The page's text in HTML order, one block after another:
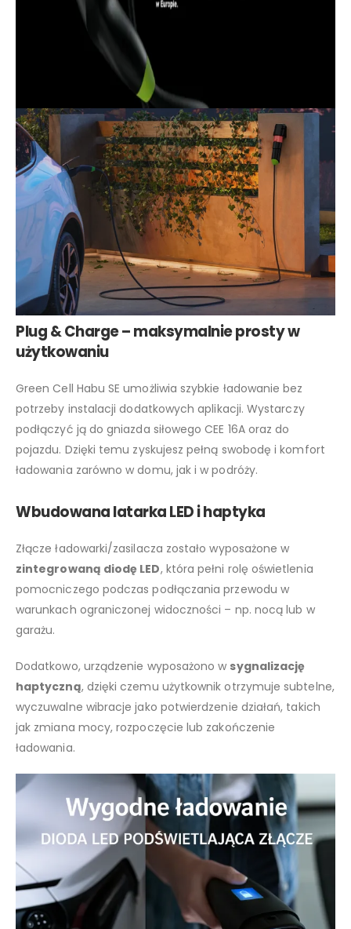
Plug & Charge – maksymalnie prosty w
użytkowaniu
Green Cell Habu SE umożliwia szybkie ładowanie bez
potrzeby instalacji dodatkowych aplikacji. Wystarczy
podłączyć ją do gniazda siłowego CEE 16A oraz do
pojazdu. Dzięki temu zyskujesz pełną swobodę i komfort
ładowania zarówno w domu, jak i w podróży.
Wbudowana latarka LED i haptyka
Złącze ładowarki/zasilacza zostało wyposażone w
zintegrowaną diodę LED, która pełni rolę oświetlenia
pomocniczego podczas podłączania przewodu w
warunkach ograniczonej widoczności – np. nocą lub w
garażu.
Dodatkowo, urządzenie wyposażono w sygnalizację
haptyczną, dzięki czemu użytkownik otrzymuje subtelne,
wyczuwalne wibracje jako potwierdzenie działań, takich
jak zmiana mocy, rozpoczęcie lub zakończenie
ładowania.